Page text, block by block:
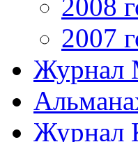
2008
2007
Журнал
Журнал